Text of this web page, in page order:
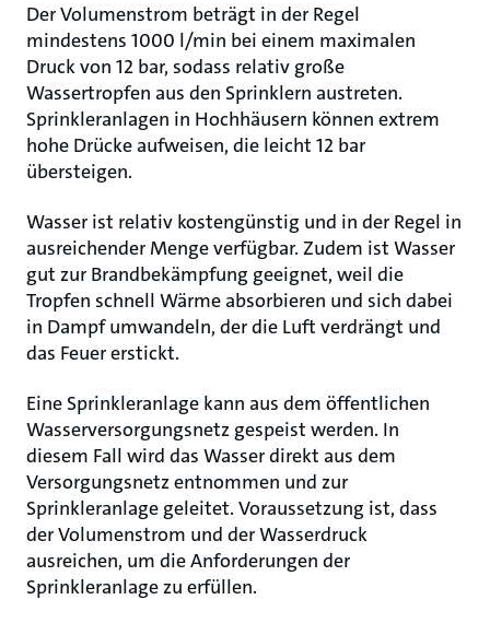
Der Volumenstrom beträgt in der Regel
mindestens 1000 l/min bei einem maximalen
Druck von 12 bar, sodass relativ große
Wassertropfen aus den Sprinklern austreten.
Sprinkleranlagen in Hochhäusern können extrem
hohe Drücke aufweisen, die leicht 12 bar
übersteigen.
Wasser ist relativ kostengünstig und in der Regel in
ausreichender Menge verfügbar. Zudem ist Wasser
gut zur Brandbekämpfung geeignet, weil die
Tropfen schnell Wärme absorbieren und sich dabei
in Dampf umwandeln, der die Luft verdrängt und
das Feuer erstickt.
Eine Sprinkleranlage kann aus dem öffentlichen
Wasserversorgungsnetz gespeist werden. In
diesem Fall wird das Wasser direkt aus dem
Versorgungsnetz entnommen und zur
Sprinkleranlage geleitet. Voraussetzung ist, dass
der Volumenstrom und der Wasserdruck
ausreichen, um die Anforderungen der
Sprinkleranlage zu erfüllen.